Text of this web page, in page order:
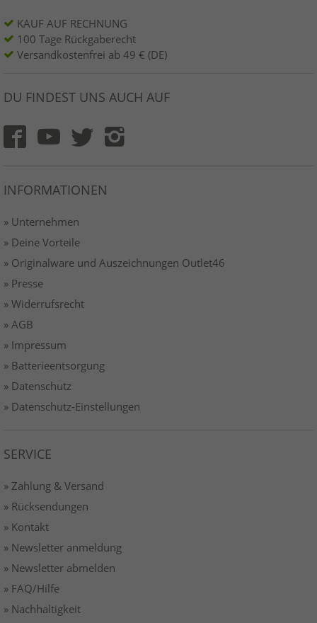
KAUF AUF RECHNUNG
100 Tage Rückgaberecht
Versandkostenfrei ab 49 € (DE)
DU FINDEST UNS AUCH AUF
INFORMATIONEN
» Unternehmen
» Deine Vorteile
» Originalware und Auszeichnungen Outlet46
» Presse
» Widerrufsrecht
» AGB
» Impressum
» Batterieentsorgung
» Datenschutz
» Datenschutz-Einstellungen
SERVICE
» Zahlung & Versand
» Rücksendungen
» Kontakt
» Newsletter anmeldung
» Newsletter abmelden
» FAQ/Hilfe
» Nachhaltigkeit